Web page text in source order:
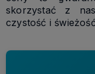
skorzystać z
czystość i